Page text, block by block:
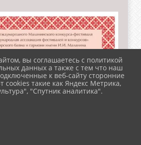
вы соглашаетесь с политикой
данных а также с тем что наш
к веб-сайту сторонние
cookies такие как Яндекс Метрика,
"Спутник аналитика".